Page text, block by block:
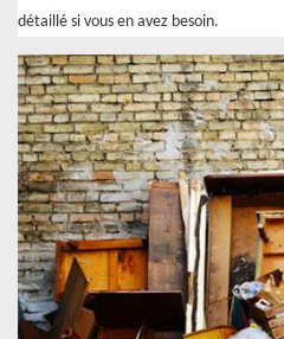
détaillé si vous en avez besoin.